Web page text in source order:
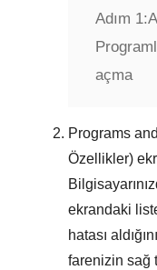
Adım 1:
açma
Programs
Özellikler)
ekrandaki
hatası
farenizin sağ